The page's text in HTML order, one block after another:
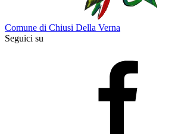
Comune di Chiusi Della Verna
Seguici su